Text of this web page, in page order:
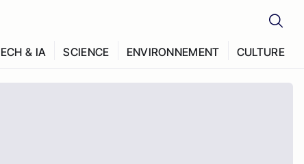
& IA SCIENCE ENVIRONNEMENT CULTURE